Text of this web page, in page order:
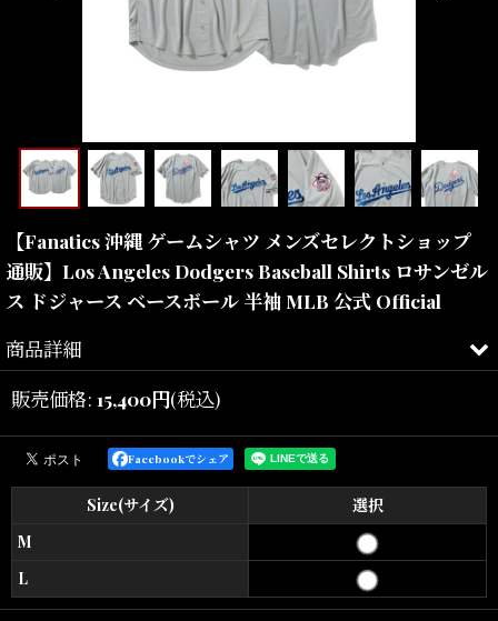
【Fanatics 沖縄 ゲームシャツ メンズセレクトショップ
通販】Los Angeles Dodgers Baseball Shirts ロサンゼル
ス ドジャース ベースボール 半袖 MLB 公式 Official
商品詳細
MLB、NBA、NFL、NHL、UFC 、NASCAR 等のライセンスを中心
とした、
世界最大級のオフィシャル・ライセンススポーツマーチャンダイズ
MLB 、
Los Angeles Dodgers ロサンゼルス ドジャース
ル ベースボールシャツです。
販売価格: 15,400円(税込)
Facebookでシェア
Size(サイズ)
選択
M
L